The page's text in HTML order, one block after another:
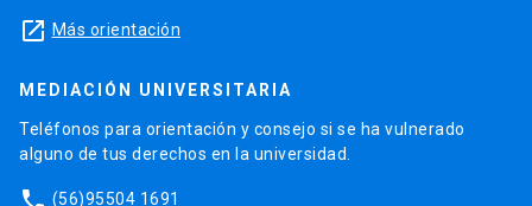
launch Más orientación
MEDIACIÓN UNIVERSITARIA
Teléfonos para orientación y consejo si se ha vulnerado
alguno de tus derechos en la universidad.
(56)95504 1691